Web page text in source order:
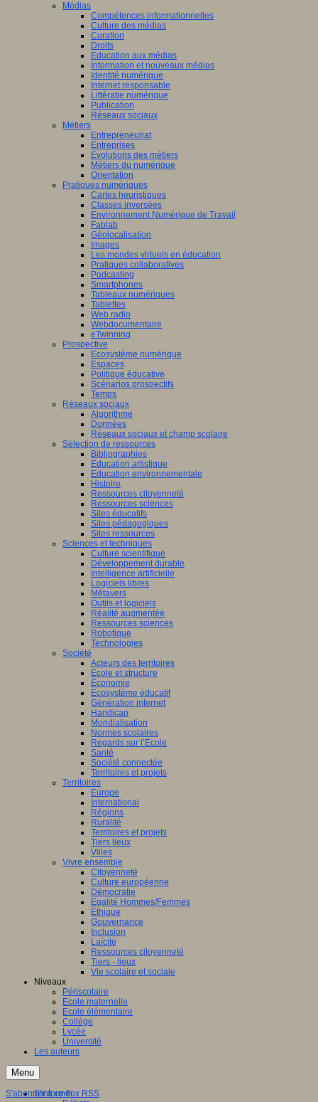
Médias
Compétences informationnelles
Culture des médias
Curation
Droits
Education aux médias
Information et nouveaux médias
Identité numérique
Internet responsable
Littératie numérique
Publication
Réseaux sociaux
Métiers
Entrepreneuriat
Entreprises
Evolutions des métiers
Métiers du numérique
Orientation
Pratiques numériques
Cartes heuristiques
Classes inversées
Environnement Numérique de Travail
Fablab
Géolocalisation
Images
Les mondes virtuels en éducation
Pratiques collaboratives
Podcasting
Smartphones
Tableaux numériques
Tablettes
Web radio
Webdocumentaire
eTwinning
Prospective
Ecosystème numérique
Espaces
Politique éducative
Scénarios prospectifs
Temps
Réseaux sociaux
Algorithme
Données
Réseaux sociaux et champ scolaire
Sélection de ressources
Bibliographies
Education artistique
Education environnementale
Histoire
Ressources citoyenneté
Ressources sciences
Sites éducatifs
Sites pédagogiques
Sites ressources
Sciences et techniques
Culture scientifique
Développement durable
Intelligence artificielle
Logiciels libres
Métavers
Outils et logiciels
Réalité augmentée
Ressources sciences
Robotique
Technologies
Société
Acteurs des territoires
Ecole et structure
Economie
Ecosystème éducatif
Génération internet
Handicap
Mondialisation
Normes scolaires
Regards sur l’Ecole
Santé
Société connectée
Territoires et projets
Territoires
Europe
International
Régions
Ruralité
Territoires et projets
Tiers lieux
Villes
Vivre ensemble
Citoyenneté
Culture européenne
Démocratie
Egalité Hommes/Femmes
Ethique
Gouvernance
Inclusion
Laïcité
Ressources citoyenneté
Tiers - lieux
Vie scolaire et sociale
Niveaux
Périscolaire
Ecole maternelle
Ecole élémentaire
Collège
Lycée
Université
Les auteurs
Menu
S'informer
S'abonner à ce flux RSS